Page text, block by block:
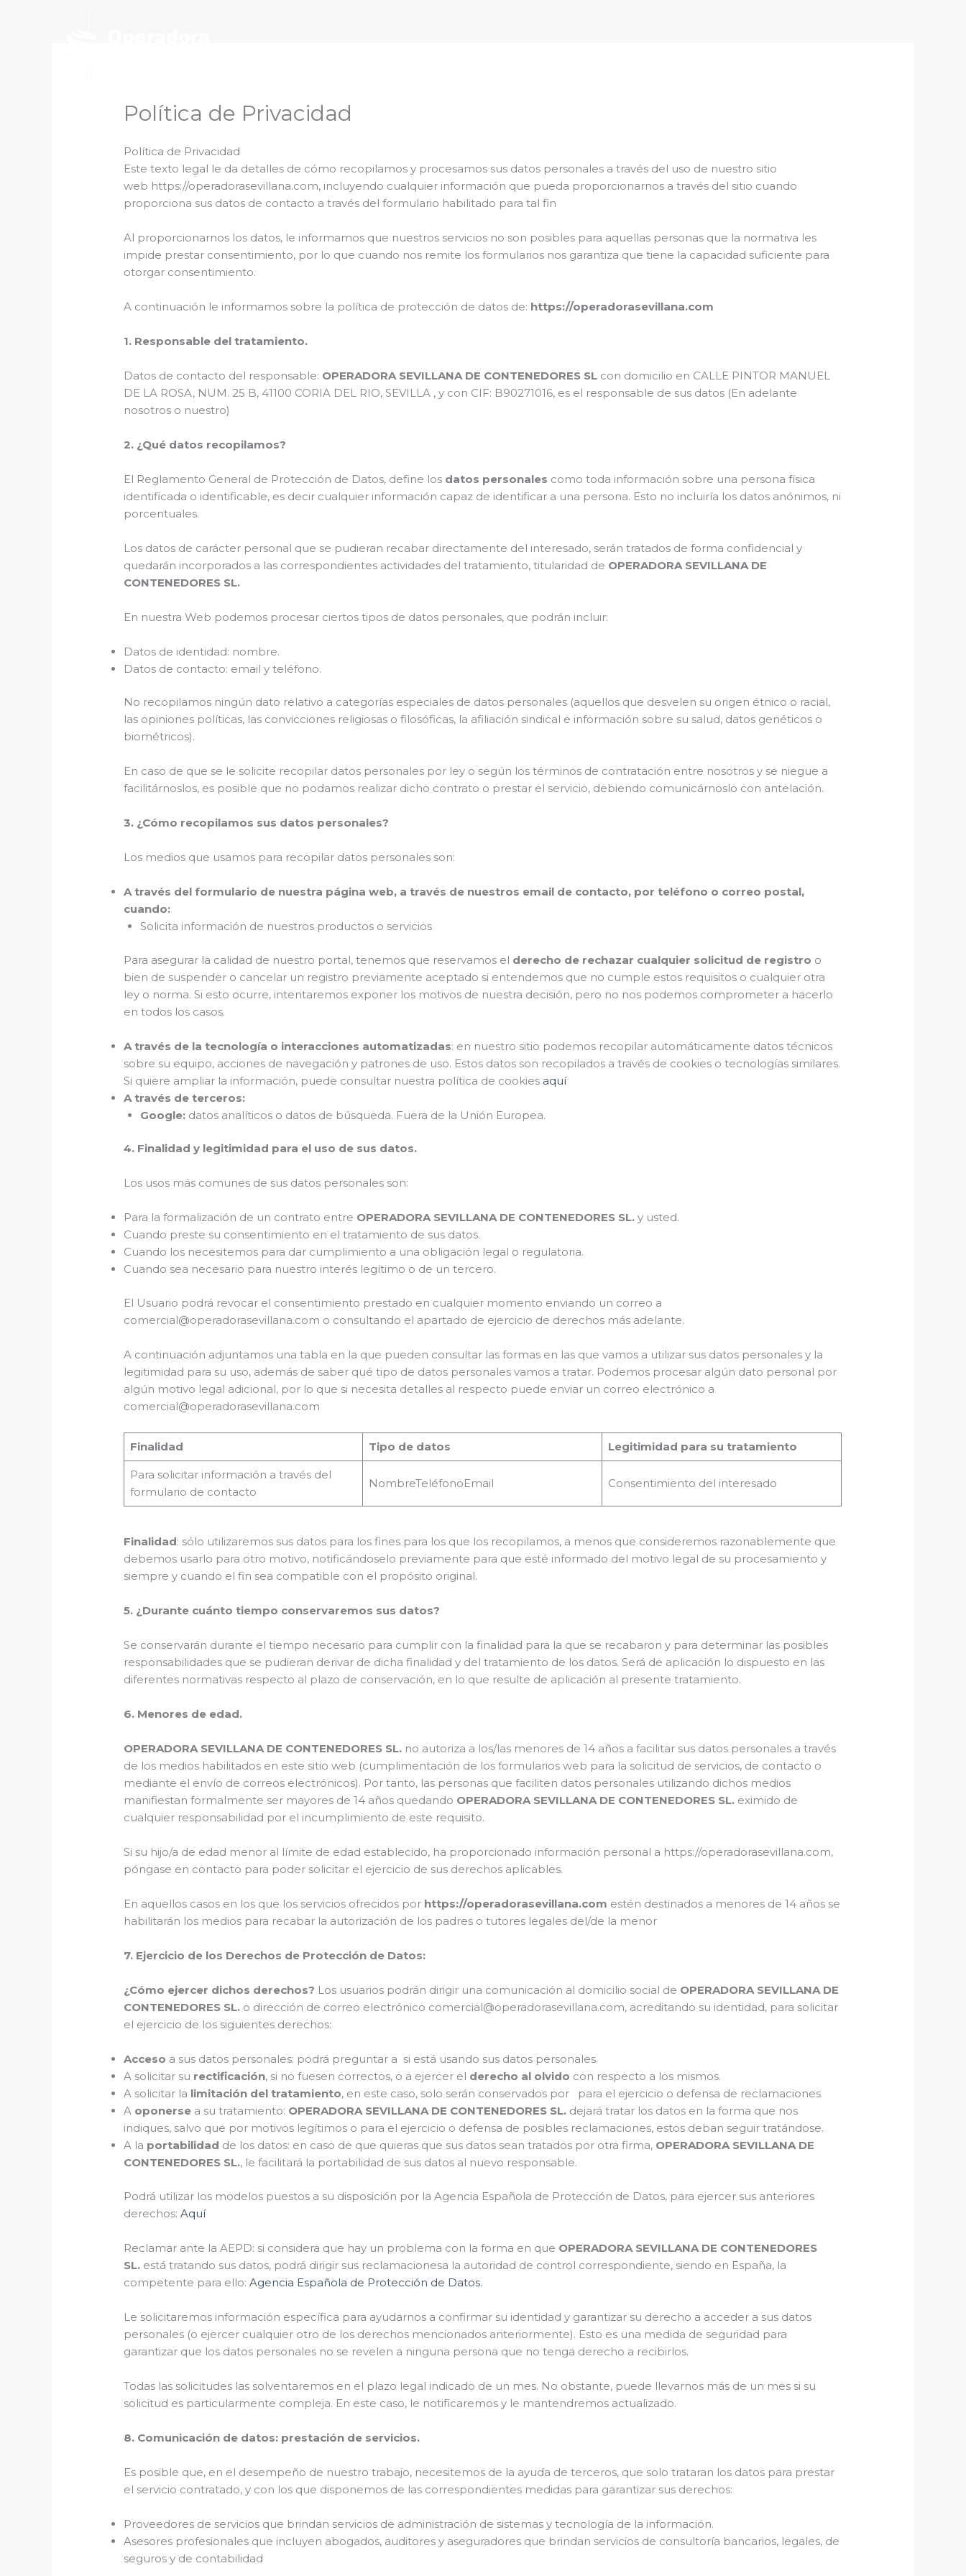
Política de Privacidad
Política de Privacidad
Este texto legal le da detalles de cómo recopilamos y procesamos sus datos personales a través del uso de nuestro sitio
web https://operadorasevillana.com, incluyendo cualquier información que pueda proporcionarnos a través del sitio cuando
proporciona sus datos de contacto a través del formulario habilitado para tal fin
Al proporcionarnos los datos, le informamos que nuestros servicios no son posibles para aquellas personas que la normativa les
impide prestar consentimiento, por lo que cuando nos remite los formularios nos garantiza que tiene la capacidad suficiente para
otorgar consentimiento.
A continuación le informamos sobre la política de protección de datos de: https://operadorasevillana.com
1. Responsable del tratamiento.
Datos de contacto del responsable: OPERADORA SEVILLANA DE CONTENEDORES SL con domicilio en CALLE PINTOR MANUEL
DE LA ROSA, NUM. 25 B, 41100 CORIA DEL RIO, SEVILLA , y con CIF: B90271016, es el responsable de sus datos (En adelante
nosotros o nuestro)
2. ¿Qué datos recopilamos?
El Reglamento General de Protección de Datos, define los datos personales como toda información sobre una persona física
identificada o identificable, es decir cualquier información capaz de identificar a una persona. Esto no incluiría los datos anónimos, ni
porcentuales.
Los datos de carácter personal que se pudieran recabar directamente del interesado, serán tratados de forma confidencial y
quedarán incorporados a las correspondientes actividades del tratamiento, titularidad de OPERADORA SEVILLANA DE
CONTENEDORES SL.
En nuestra Web podemos procesar ciertos tipos de datos personales, que podrán incluir:
Datos de identidad: nombre.
Datos de contacto: email y teléfono.
No recopilamos ningún dato relativo a categorías especiales de datos personales (aquellos que desvelen su origen étnico o racial,
las opiniones políticas, las convicciones religiosas o filosóficas, la afiliación sindical e información sobre su salud, datos genéticos o
biométricos).
En caso de que se le solicite recopilar datos personales por ley o según los términos de contratación entre nosotros y se niegue a
facilitárnoslos, es posible que no podamos realizar dicho contrato o prestar el servicio, debiendo comunicárnoslo con antelación.
3. ¿Cómo recopilamos sus datos personales?
Los medios que usamos para recopilar datos personales son:
A través del formulario de nuestra página web, a través de nuestros email de contacto, por teléfono o correo postal,
cuando:
Solicita información de nuestros productos o servicios
Para asegurar la calidad de nuestro portal, tenemos que reservamos el derecho de rechazar cualquier solicitud de registro o
bien de suspender o cancelar un registro previamente aceptado si entendemos que no cumple estos requisitos o cualquier otra
ley o norma. Si esto ocurre, intentaremos exponer los motivos de nuestra decisión, pero no nos podemos comprometer a hacerlo
en todos los casos.
A través de la tecnología o interacciones automatizadas: en nuestro sitio podemos recopilar automáticamente datos técnicos
sobre su equipo, acciones de navegación y patrones de uso. Estos datos son recopilados a través de cookies o tecnologías similares.
Si quiere ampliar la información, puede consultar nuestra política de cookies aquí
A través de terceros:
Google: datos analíticos o datos de búsqueda. Fuera de la Unión Europea.
4. Finalidad y legitimidad para el uso de sus datos.
Los usos más comunes de sus datos personales son:
Para la formalización de un contrato entre OPERADORA SEVILLANA DE CONTENEDORES SL. y usted.
Cuando preste su consentimiento en el tratamiento de sus datos.
Cuando los necesitemos para dar cumplimiento a una obligación legal o regulatoria.
Cuando sea necesario para nuestro interés legítimo o de un tercero.
El Usuario podrá revocar el consentimiento prestado en cualquier momento enviando un correo a
comercial@operadorasevillana.com o consultando el apartado de ejercicio de derechos más adelante.
A continuación adjuntamos una tabla en la que pueden consultar las formas en las que vamos a utilizar sus datos personales y la
legitimidad para su uso, además de saber qué tipo de datos personales vamos a tratar. Podemos procesar algún dato personal por
algún motivo legal adicional, por lo que si necesita detalles al respecto puede enviar un correo electrónico a
comercial@operadorasevillana.com
Finalidad Tipo de datos Legitimidad para su tratamiento
Para solicitar información a través del
formulario de contacto
NombreTeléfonoEmail Consentimiento del interesado
Finalidad: sólo utilizaremos sus datos para los fines para los que los recopilamos, a menos que consideremos razonablemente que
debemos usarlo para otro motivo, notificándoselo previamente para que esté informado del motivo legal de su procesamiento y
siempre y cuando el fin sea compatible con el propósito original.
5. ¿Durante cuánto tiempo conservaremos sus datos?
Se conservarán durante el tiempo necesario para cumplir con la finalidad para la que se recabaron y para determinar las posibles
responsabilidades que se pudieran derivar de dicha finalidad y del tratamiento de los datos. Será de aplicación lo dispuesto en las
diferentes normativas respecto al plazo de conservación, en lo que resulte de aplicación al presente tratamiento.
6. Menores de edad.
OPERADORA SEVILLANA DE CONTENEDORES SL. no autoriza a los/las menores de 14 años a facilitar sus datos personales a través
de los medios habilitados en este sitio web (cumplimentación de los formularios web para la solicitud de servicios, de contacto o
mediante el envío de correos electrónicos). Por tanto, las personas que faciliten datos personales utilizando dichos medios
manifiestan formalmente ser mayores de 14 años quedando OPERADORA SEVILLANA DE CONTENEDORES SL. eximido de
cualquier responsabilidad por el incumplimiento de este requisito.
Si su hijo/a de edad menor al límite de edad establecido, ha proporcionado información personal a https://operadorasevillana.com,
póngase en contacto para poder solicitar el ejercicio de sus derechos aplicables.
En aquellos casos en los que los servicios ofrecidos por https://operadorasevillana.com estén destinados a menores de 14 años se
habilitarán los medios para recabar la autorización de los padres o tutores legales del/de la menor
7. Ejercicio de los Derechos de Protección de Datos:
¿Cómo ejercer dichos derechos? Los usuarios podrán dirigir una comunicación al domicilio social de OPERADORA SEVILLANA DE
CONTENEDORES SL. o dirección de correo electrónico comercial@operadorasevillana.com, acreditando su identidad, para solicitar
el ejercicio de los siguientes derechos:
Acceso a sus datos personales: podrá preguntar a si está usando sus datos personales.
A solicitar su rectificación, si no fuesen correctos, o a ejercer el derecho al olvido con respecto a los mismos.
A solicitar la limitación del tratamiento, en este caso, solo serán conservados por para el ejercicio o defensa de reclamaciones
A oponerse a su tratamiento: OPERADORA SEVILLANA DE CONTENEDORES SL. dejará tratar los datos en la forma que nos
indiques, salvo que por motivos legítimos o para el ejercicio o defensa de posibles reclamaciones, estos deban seguir tratándose.
A la portabilidad de los datos: en caso de que quieras que sus datos sean tratados por otra firma, OPERADORA SEVILLANA DE
CONTENEDORES SL., le facilitará la portabilidad de sus datos al nuevo responsable.
Podrá utilizar los modelos puestos a su disposición por la Agencia Española de Protección de Datos, para ejercer sus anteriores
derechos:Aquí
Reclamar ante la AEPD: si considera que hay un problema con la forma en que OPERADORA SEVILLANA DE CONTENEDORES
SL. está tratando sus datos, podrá dirigir sus reclamacionesa la autoridad de control correspondiente, siendo en España, la
competente para ello:Agencia Española de Protección de Datos.
Le solicitaremos información específica para ayudarnos a confirmar su identidad y garantizar su derecho a acceder a sus datos
personales (o ejercer cualquier otro de los derechos mencionados anteriormente). Esto es una medida de seguridad para
garantizar que los datos personales no se revelen a ninguna persona que no tenga derecho a recibirlos.
Todas las solicitudes las solventaremos en el plazo legal indicado de un mes. No obstante, puede llevarnos más de un mes si su
solicitud es particularmente compleja. En este caso, le notificaremos y le mantendremos actualizado.
8. Comunicación de datos: prestación de servicios.
Es posible que, en el desempeño de nuestro trabajo, necesitemos de la ayuda de terceros, que solo trataran los datos para prestar
el servicio contratado, y con los que disponemos de las correspondientes medidas para garantizar sus derechos:
Proveedores de servicios que brindan servicios de administración de sistemas y tecnología de la información.
Asesores profesionales que incluyen abogados, auditores y aseguradores que brindan servicios de consultoría bancarios, legales, de
seguros y de contabilidad